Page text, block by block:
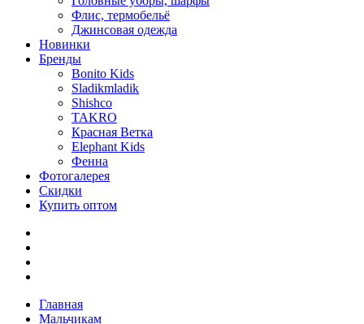
Флис, термобельё
Джинсовая одежда
Новинки
Бренды
Bonito Kids
Sladikmladik
Shishco
TAKRO
Красная Ветка
Elephant Kids
Фенна
Фотогалерея
Скидки
Купить оптом
Главная
Мальчикам